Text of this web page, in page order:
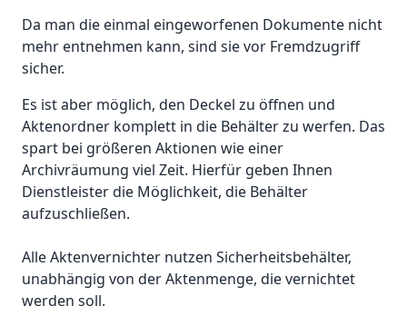
Da man die einmal eingeworfenen Dokumente nicht
mehr entnehmen kann, sind sie vor Fremdzugriff
sicher.
Es ist aber möglich, den Deckel zu öffnen und
Aktenordner komplett in die Behälter zu werfen. Das
spart bei größeren Aktionen wie einer
Archivräumung viel Zeit. Hierfür geben Ihnen
Dienstleister die Möglichkeit, die Behälter
aufzuschließen.
Alle Aktenvernichter nutzen Sicherheitsbehälter,
unabhängig von der Aktenmenge, die vernichtet
werden soll.